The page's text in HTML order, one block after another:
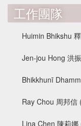
工作團隊
Huimin Bhikshu
Jen-jou Hong 洪
Bhikkhunī
Ray Chou 周邦信
Lina Chen 陳莉娜